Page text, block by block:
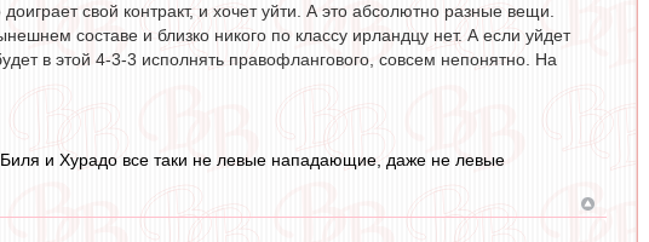
свой контракт, и хочет уйти. А это абсолютно разные вещи.
составе и близко никого по классу ирландцу нет. А если уйдет
в этой 4-3-3 исполнять правофлангового, совсем непонятно. На
и Хурадо все таки не левые нападающие, даже не левые